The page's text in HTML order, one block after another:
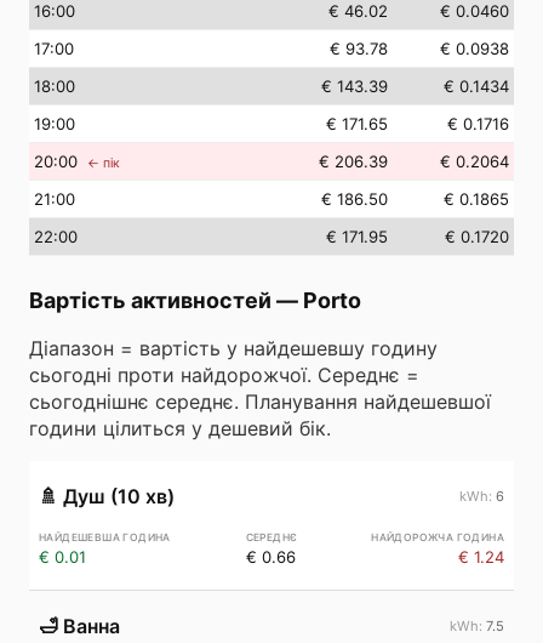
16:00 € 46.02
€ 0.0460
17:00 € 93.78
€ 0.0938
18:00 € 143.39
€ 0.1434
19:00 € 171.65
€ 0.1716
20:00 ← пік € 206.39
€ 0.2064
21:00 € 186.50
€ 0.1865
22:00 € 171.95 € 0.1720
Вартість активностей — Porto
Діапазон = вартість у найдешевшу годину
сьогодні проти найдорожчої. Середнє =
сьогоднішнє середнє. Планування найдешевшої
години цілиться у дешевий бік.
🚿 Душ (10 хв) 6
€ 0.01 € 0.66 € 1.24
🛁 Ванна 7.5